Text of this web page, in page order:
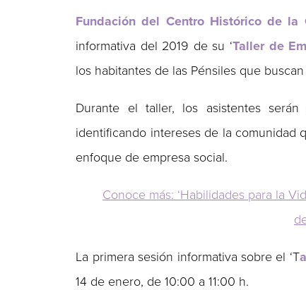
Fundación del Centro Histórico de la
informativa del 2019 de su ‘Taller de
los habitantes de las Pénsiles que
Durante el taller, los asistentes
identificando intereses de la comunidad
enfoque de empresa social.
Conoce más: ‘Habilidades para la
La primera sesión informativa sobre el ‘T
14 de enero, de 10:00 a 11:00 h.